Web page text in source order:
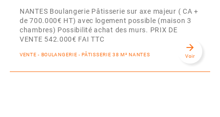
NANTES Boulangerie Pâtisserie sur axe majeur ( CA +
de 700.000€ HT) avec logement possible (maison 3
chambres) Possibilité achat des murs. PRIX DE
VENTE 542.000€ FAI TTC
VENTE - BOULANGERIE - PÂTISSERIE 38 M² NANTES
arrow_forward
Voir